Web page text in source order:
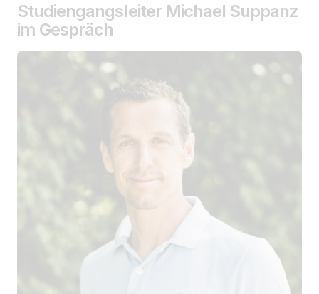
Studiengangsleiter Michael Suppanz
im Gespräch